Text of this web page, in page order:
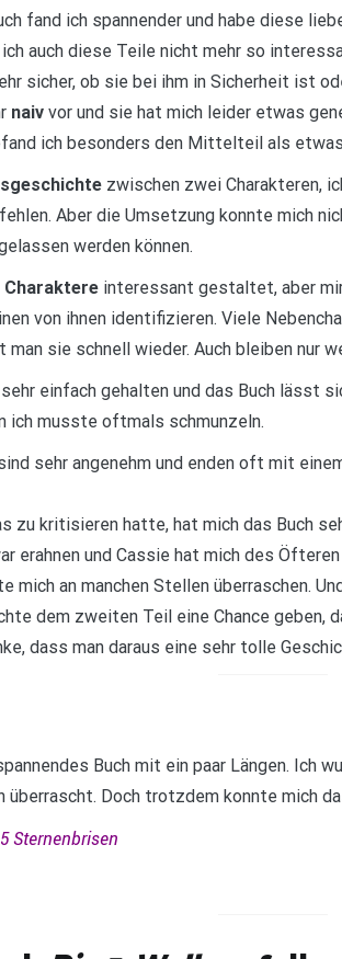
fand ich spannender und habe diese
auch diese Teile nicht mehr so
sicher, ob sie bei ihm in Sicherheit ist
naiv vor und sie hat mich leider etwas
ich besonders den Mittelteil als
zwischen zwei Charakteren,
Aber die Umsetzung konnte mich
werden können.
Charaktere interessant gestaltet, aber
von ihnen identifizieren. Viele
sie schnell wieder. Auch bleiben nur
einfach gehalten und das Buch lässt
ich musste oftmals schmunzeln.
sehr angenehm und enden oft mit
zu kritisieren hatte, hat mich das Buch
erahnen und Cassie hat mich des
mich an manchen Stellen überraschen.
dem zweiten Teil eine Chance geben,
dass man daraus eine sehr tolle
Buch mit ein paar Längen. Ich
überrascht. Doch trotzdem konnte mich
Sternenbrisen